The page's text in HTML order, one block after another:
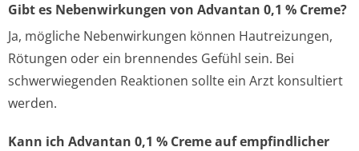
Gibt es Nebenwirkungen von Advantan 0,1 % Creme?
Ja, mögliche Nebenwirkungen können Hautreizungen,
Rötungen oder ein brennendes Gefühl sein. Bei
schwerwiegenden Reaktionen sollte ein Arzt konsultiert
werden.
Kann ich Advantan 0,1 % Creme auf empfindlicher